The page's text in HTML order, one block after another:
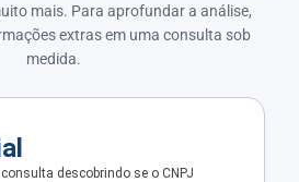
mais. Para aprofundar a análise,
extras em uma consulta sob
medida.
descobrindo se o CNPJ